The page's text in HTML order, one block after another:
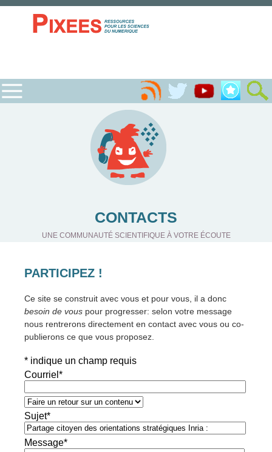
CONTACTS
UNE COMMUNAUTÉ SCIENTIFIQUE À VOTRE ÉCOUTE
PARTICIPEZ !
Ce site se construit avec vous et pour vous, il a donc
besoin de vous pour progresser: selon votre message
nous rentrerons directement en contact avec vous ou co-
publierons ce que vous proposez.
* indique un champ requis
Courriel *
Sujet*
Message*